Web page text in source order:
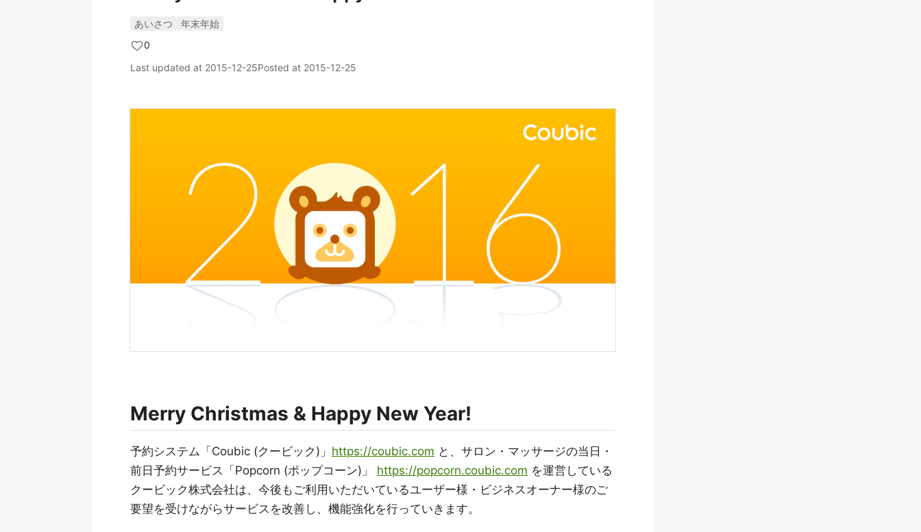
あいさつ
年末年始
0
Last updated at 2015-12-25Posted at 2015-12-25
Merry Christmas & Happy New Year!
予約システム「Coubic (クービック)」 https://coubic.com と、サロン・マッサージの当日・
前日予約サービス「Popcorn (ポップコーン)」 https://popcorn.coubic.com を運営している
クービック株式会社は、今後もご利用いただいているユーザー様・ビジネスオーナー様のご
要望を受けながらサービスを改善し、機能強化を行っていきます。